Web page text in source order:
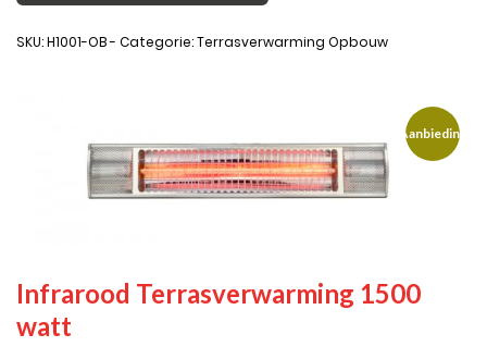
SKU: H1001-OB - Categorie: Terrasverwarming Opbouw
Aanbieding
Infrarood Terrasverwarming 1500
watt